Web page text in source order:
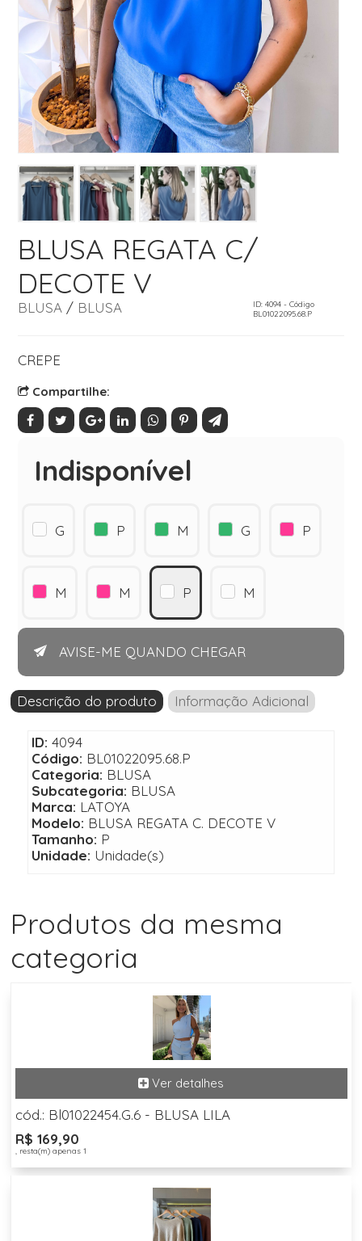
BLUSA REGATA C/
DECOTE V
BLUSA/ BLUSA
ID: 4094 - Código
BL01022095.68.P
CREPE
Compartilhe:
Indisponível
G P M G P
M M P M
AVISE-ME QUANDO CHEGAR
Descrição do produto Informação Adicional
ID: 4094
Código: BL01022095.68.P
Categoria: BLUSA
Subcategoria: BLUSA
Marca: LATOYA
Modelo: BLUSA REGATA C. DECOTE V
Tamanho: P
Unidade: Unidade(s)
Produtos da mesma
categoria
cód.: Bl01022454.G.6 - BLUSA LILA
R$ 169,90
, resta(m) apenas 1